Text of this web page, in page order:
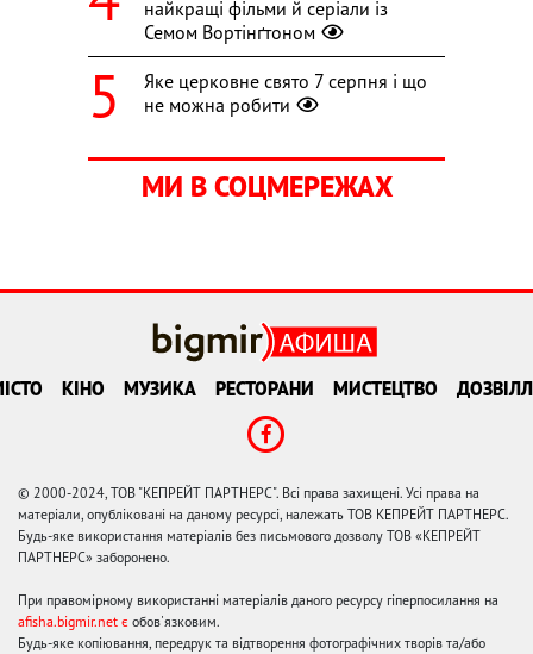
найкращі фільми й серіали із
Семом Вортінґтоном
Яке церковне свято 7 серпня і що
не можна робити
МИ В СОЦМЕРЕЖАХ
КІНО МУЗИКА РЕСТОРАНИ МИСТЕЦТВО
© 2000-2024, ТОВ "КЕПРЕЙТ ПАРТНЕРС". Всі права захищені. Усі права на
матеріали, опубліковані на даному ресурсі, належать ТОВ КЕПРЕЙТ ПАРТНЕРС.
Будь-яке використання матеріалів без письмового дозволу ТОВ «КЕПРЕЙТ
ПАРТНЕРС» заборонено.
При правомірному використанні матеріалів даного ресурсу гіперпосилання на
afisha.bigmir.net є обов'язковим.
Будь-яке копіювання, передрук та відтворення фотографічних творів та/або